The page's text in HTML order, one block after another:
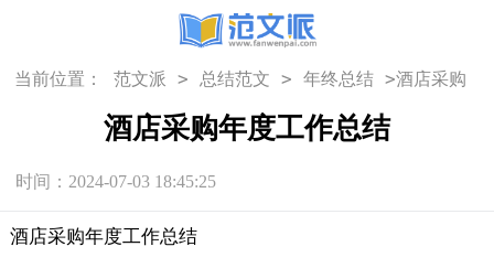
当前位置： 范文派 > 总结范文 > 年终总结 >酒店采购
年度工作总结酒店采购年度工作总结
时间：2024-07-03 18:45:25
酒店采购年度工作总结